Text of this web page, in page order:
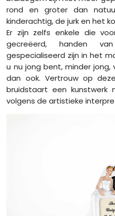
rond en groter dan
kinderachtig, de jurk en het
Er zijn zelfs enkele die
gecreëerd, handen
gespecialiseerd zijn in het
u nu jong bent, minder
dan ook. Vertrouw op
bruidstaart een kunstwerk
volgens de artistieke